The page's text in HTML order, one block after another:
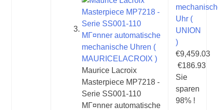
Maurice Lacroix
Masterpiece MP7218 -
Serie SS001-110
MГ¤nner automatische
Uhr (
UNION
)
€9,459.03
€186.93
Sie
sparen
98% !